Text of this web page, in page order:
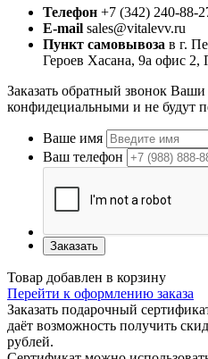
Телефон +7 (342) 240-88-
E-mail sales@vitalevv.ru
Пункт самовывоза в г.
Героев Хасана, 9а офис 2,
Заказать обратный звонок Ваши
конфидециальными и не будут
Ваше имя
Ваш телефон
Заказать
Товар добавлен в корзину
Перейти к оформлению заказа
Заказать подарочный
даёт возможность получить
рублей.